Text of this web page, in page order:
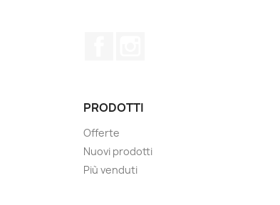
PRODOTTI
Offerte
Nuovi prodotti
Più venduti